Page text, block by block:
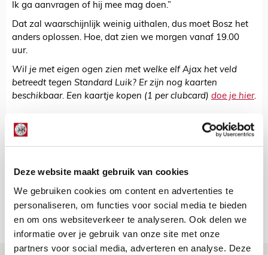
Deze website maakt gebruik van cookies
We gebruiken cookies om content en advertenties te
personaliseren, om functies voor social media te bieden
en om ons websiteverkeer te analyseren. Ook delen we
informatie over je gebruik van onze site met onze
partners voor social media, adverteren en analyse. Deze
Ik ga aanvragen of hij mee mag doen.”
Dat zal waarschijnlijk weinig uithalen, dus moet Bosz het
anders oplossen. Hoe, dat zien we morgen vanaf 19.00
uur.
Wil je met eigen ogen zien met welke elf Ajax het veld
betreedt tegen Standard Luik? Er zijn nog kaarten
beschikbaar. Een kaartje kopen (1 per clubcard) doe je hier.
Bekijk alle berichten van De Redactie
Net binnen //